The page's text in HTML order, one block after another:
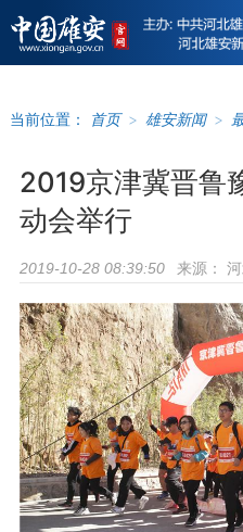
当前位置： 首页 > 雄安新闻 >
2019京津冀晋鲁
动会举行
2019-10-28 08:39:50 来源：